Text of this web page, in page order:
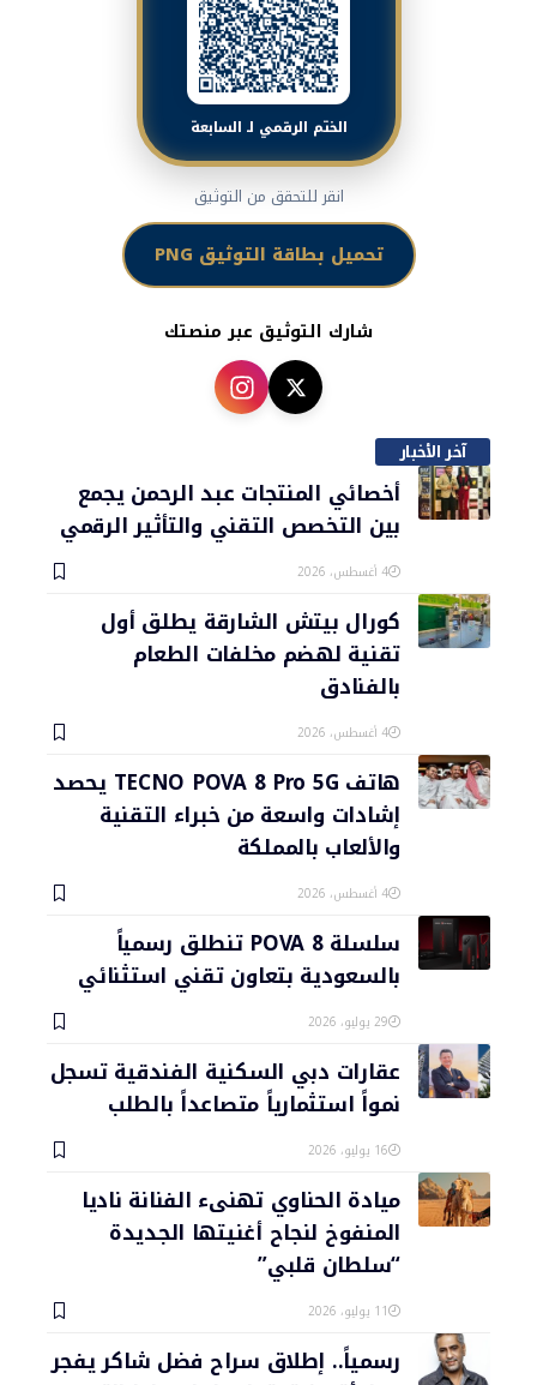
الختم الرقمي لـ السابعة
انقر للتحقق من التوثيق
تحميل بطاقة التوثيق PNG
شارك التوثيق عبر منصتك
آخر الأخبار
أخصائي المنتجات عبد الرحمن يجمع
بين التخصص التقني والتأثير الرقمي
4 أغسطس، 2026
كورال بيتش الشارقة يطلق أول
تقنية لهضم مخلفات الطعام
بالفنادق
4 أغسطس، 2026
هاتف TECNO POVA 8 Pro 5G يحصد
إشادات واسعة من خبراء التقنية
والألعاب بالمملكة
4 أغسطس، 2026
سلسلة POVA 8 تنطلق رسمياً
بالسعودية بتعاون تقني استثنائي
29 يوليو، 2026
عقارات دبي السكنية الفندقية تسجل
نمواً استثمارياً متصاعداً بالطلب
16 يوليو، 2026
ميادة الحناوي تهنىء الفنانة ناديا
المنفوخ لنجاح أغنيتها الجديدة
“سلطان قلبي”
11 يوليو، 2026
رسمياً.. إطلاق سراح فضل شاكر يفجر